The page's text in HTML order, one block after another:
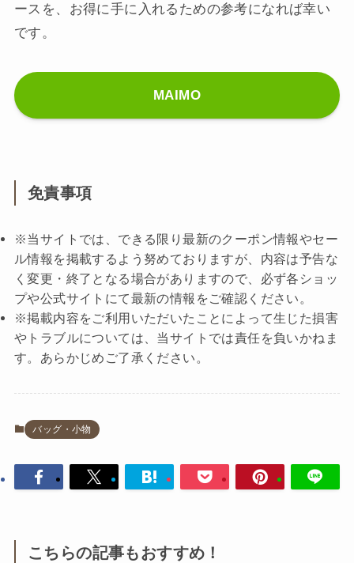
ースを、お得に手に入れるための参考になれば幸い
です。
MAIMO
免責事項
※当サイトでは、できる限り最新のクーポン情報やセー
ル情報を掲載するよう努めておりますが、内容は予告な
く変更・終了となる場合がありますので、必ず各ショッ
プや公式サイトにて最新の情報をご確認ください。
※掲載内容をご利用いただいたことによって生じた損害
やトラブルについては、当サイトでは責任を負いかねま
す。あらかじめご了承ください。
バッグ・小物
こちらの記事もおすすめ！